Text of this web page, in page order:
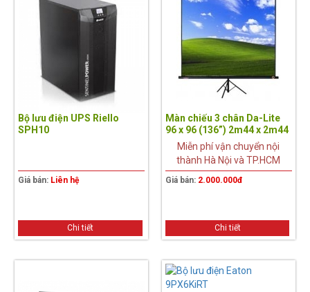
Bộ lưu điện UPS Riello
SPH10
Giá bán: Liên hệ
Chi tiết
Màn chiếu 3 chân Da-Lite
96 x 96 (136”) 2m44 x 2m44
Miễn phí vận chuyển nội
thành Hà Nội và TP.HCM
Giá bán: 2.000.000đ
Chi tiết